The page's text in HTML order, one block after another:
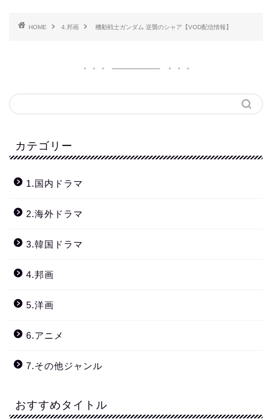
HOME 4.邦画 機動戦士ガンダム 逆襲のシャア【VOD配信情報】
カテゴリー
1.国内ドラマ
2.海外ドラマ
3.韓国ドラマ
4.邦画
5.洋画
6.アニメ
7.その他ジャンル
おすすめタイトル